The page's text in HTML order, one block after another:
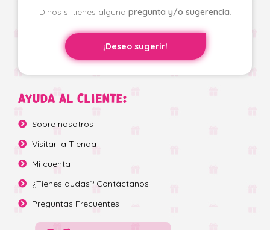
Dinos si tienes alguna pregunta y/o sugerencia.
¡Deseo sugerir!
AYUDA AL CLIENTE:
Sobre nosotros
Visitar la Tienda
Mi cuenta
¿Tienes dudas? Contáctanos
Preguntas Frecuentes